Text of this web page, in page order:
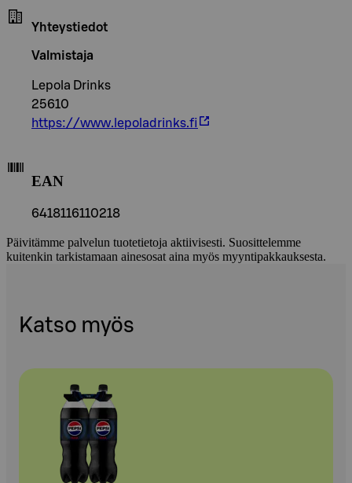
Yhteystiedot
Valmistaja
Lepola Drinks
25610
https://www.lepoladrinks.fi
EAN
6418116110218
Päivitämme palvelun tuotetietoja aktiivisesti. Suosittelemme
kuitenkin tarkistamaan ainesosat aina myös myyntipakkauksesta.
Katso myös